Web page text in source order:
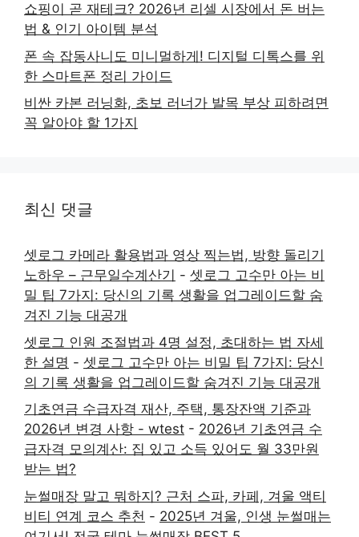
쇼핑이 곧 재테크? 2026년 리셀 시장에서 돈 버는
법 & 인기 아이템 분석
폰 속 잡동사니도 미니멀하게! 디지털 디톡스를 위
한 스마트폰 정리 가이드
비싼 카본 러닝화, 초보 러너가 발목 부상 피하려면
꼭 알아야 할 1가지
최신 댓글
셋로그 카메라 활용법과 영상 찍는법, 방향 돌리기
노하우 – 근무일수계산기 - 셋로그 고수만 아는 비
밀 팁 7가지: 당신의 기록 생활을 업그레이드할 숨
겨진 기능 대공개
셋로그 인원 조절법과 4명 설정, 초대하는 법 자세
한 설명 - 셋로그 고수만 아는 비밀 팁 7가지: 당신
의 기록 생활을 업그레이드할 숨겨진 기능 대공개
기초연금 수급자격 재산, 주택, 통장잔액 기준과
2026년 변경 사항 - wtest - 2026년 기초연금 수
급자격 모의계산: 집 있고 소득 있어도 월 33만원
받는 법?
눈썰매장 말고 뭐하지? 근처 스파, 카페, 겨울 액티
비티 연계 코스 추천 - 2025년 겨울, 인생 눈썰매는